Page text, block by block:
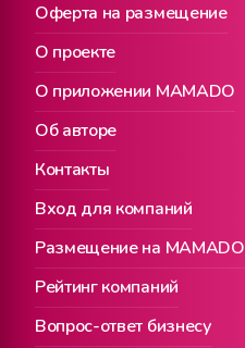
О проекте
Вход для компаний
О приложении MAMADO
Размещение на MAMADO
Об авторе
Рейтинг компаний
Оферта на размещение
Контакты
Вопрос-ответ бизнесу